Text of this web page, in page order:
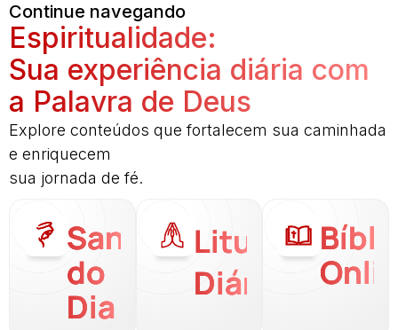
Continue navegando
Espiritualidade:
Sua experiência diária com
a Palavra de Deus
Explore conteúdos que fortalecem sua caminhada
e enriquecem
sua jornada de fé.
Santo
do
Dia
Liturgia
Diária